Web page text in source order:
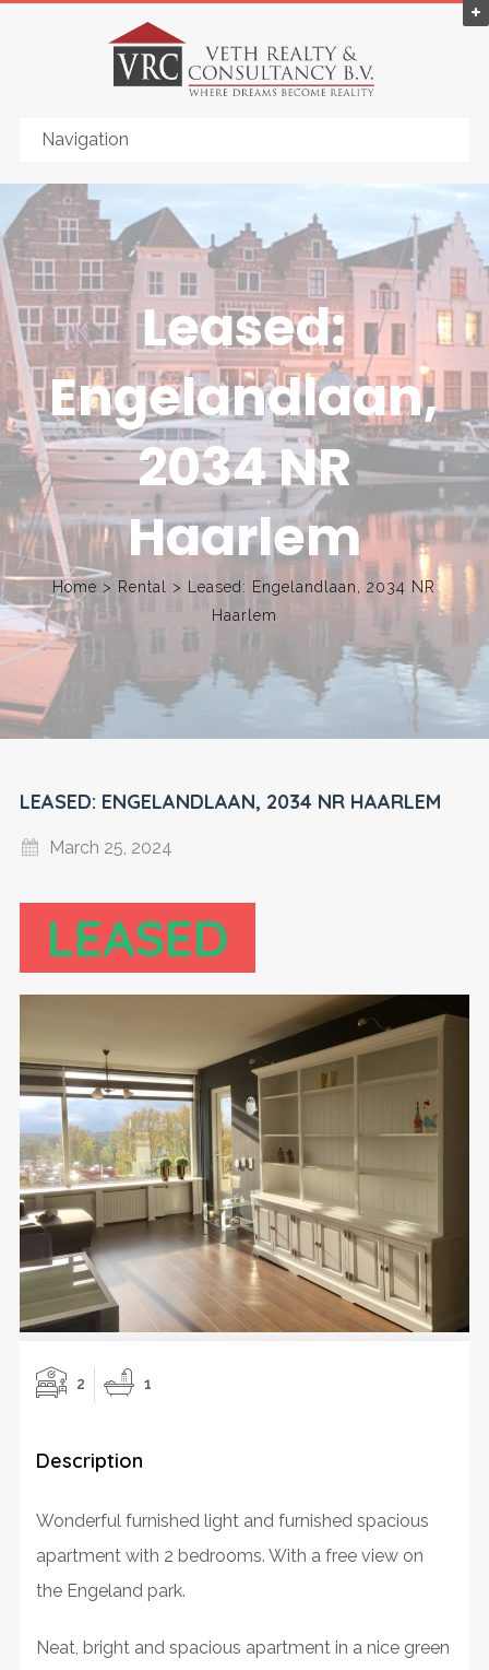
Leased:
Engelandlaan,
2034 NR
Haarlem
Home > Rental >
Leased: Engelandlaan, 2034 NR
Haarlem
LEASED: ENGELANDLAAN, 2034 NR HAARLEM
March 25, 2024
LEASED
2 1
Description
Wonderful furnished light and furnished spacious
apartment with 2 bedrooms. With a free view on
the Engeland park.
Neat, bright and spacious apartment in a nice green